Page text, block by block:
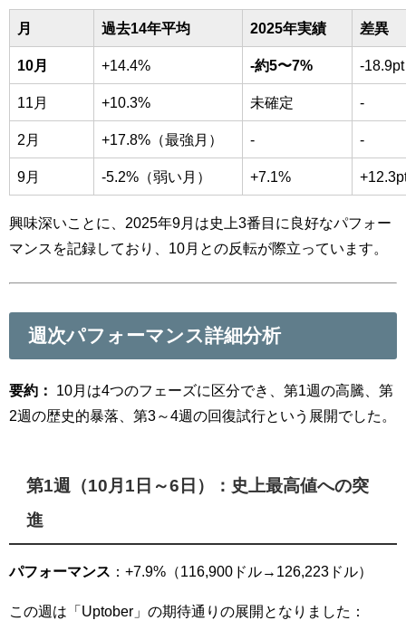
月 過去14年平均 2025年実績 差異
10月 +14.4% -約5〜7% -18.9pt
11月 +10.3% 未確定 -
2月 +17.8%（最強月） - -
9月 -5.2%（弱い月） +7.1%
興味深いことに、2025年9月は史上3番目に良好なパフォー
マンスを記録しており、10月との反転が際立っています。
週次パフォーマンス詳細分析
要約：
10月は4つのフェーズに区分でき、第1週の高騰、第
2週の歴史的暴落、第3～4週の回復試行という展開でした。
第1週（10月1日～6日）：史上最高値への突
進
パフォーマンス ：+7.9%（116,900ドル→126,223ドル）
この週は「Uptober」の期待通りの展開となりました：